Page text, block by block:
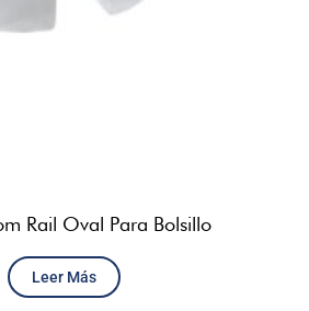
Rail Oval Para Bolsillo
Leer Más